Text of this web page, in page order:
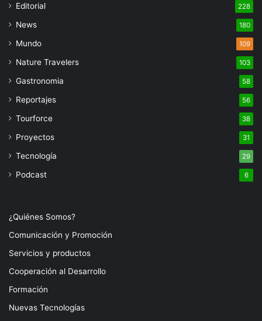
Editorial 228
News 180
Mundo 109
Nature Travelers 103
Gastronomia 58
Reportajes 56
Tourforce 38
Proyectos 31
Tecnología 29
Podcast 6
¿Quiénes Somos?
Comunicación y Promoción
Servicios y productos
Cooperación al Desarrollo
Formación
Nuevas Tecnologías